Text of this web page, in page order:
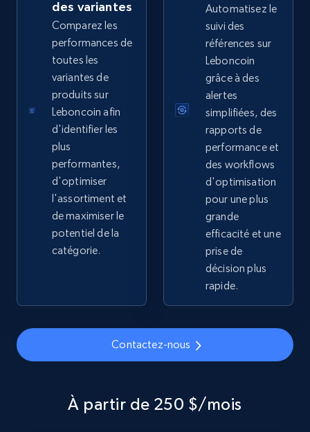
Home Depot US
URL, Domain, Country code, Model number,
Sku, Product id, Product name, Manufacturer,
and more.
2.1K+ Commencer
Home Depot US - Gather data on products
using specified keywords
URL, Domain, Country code, Model number,
Sku, Product id, Product name, Manufacturer,
and more.
Commencer
and more.
des variantes
Comparez les
performances de
toutes les
variantes de
produits sur
Leboncoin afin
d'identifier les
plus
performantes,
d'optimiser
l'assortiment et
de maximiser le
potentiel de la
catégorie.
Automatisez le
suivi des
références sur
Leboncoin
grâce à des
alertes
simplifiées, des
rapports de
performance et
des workflows
d'optimisation
pour une plus
grande
efficacité et une
prise de
décision plus
rapide.
Contactez-nous
À partir de 250 $/mois